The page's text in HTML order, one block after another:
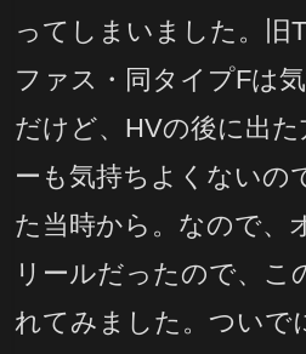
ってしまいました。旧
ファス・同タイプFは
だけど、HVの後に出
ーも気持ちよくないの
た当時から。なので、
リールだったので、こ
れてみました。ついで